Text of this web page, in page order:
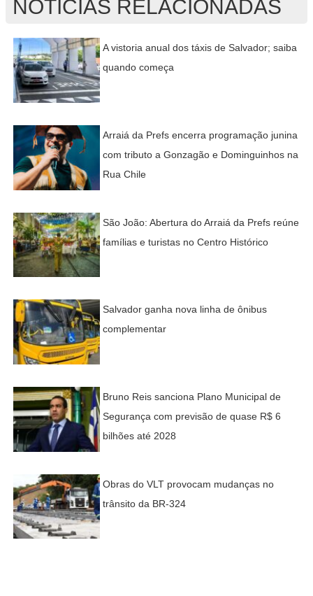
NOTÍCIAS RELACIONADAS
A vistoria anual dos táxis de Salvador; saiba
quando começa
Arraiá da Prefs encerra programação junina
com tributo a Gonzagão e Dominguinhos na
Rua Chile
São João: Abertura do Arraiá da Prefs reúne
famílias e turistas no Centro Histórico
Salvador ganha nova linha de ônibus
complementar
Bruno Reis sanciona Plano Municipal de
Segurança com previsão de quase R$ 6
bilhões até 2028
Obras do VLT provocam mudanças no
trânsito da BR-324